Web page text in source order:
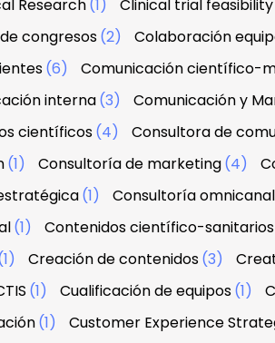
Research(1) Clinical trial feasibility
congresos(2) Colaboración
(6) Comunicación científico-
interna(3) Comunicación y
científicos(4) Consultora de
(1) Consultoría de marketing(4)
(1) Consultoría omnicanal
(1) Contenidos científico-sanitarios
Creación de contenidos(3)
(1) Cualificación de equipos(1)
(1) Customer Experience